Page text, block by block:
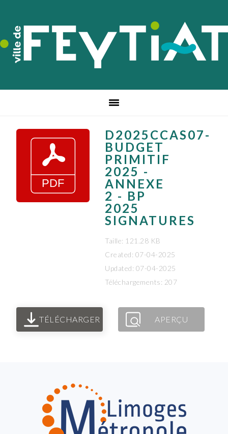
navigation
principale
contenu
principal
pied
de
page
D2025CCAS07-
BUDGET
PRIMITIF
2025 -
ANNEXE
2 - BP
2025
SIGNATURES
Taille: 121.28 KB
Created: 07-04-2025
Updated: 07-04-2025
Téléchargements: 207
TÉLÉCHARGER APERÇU